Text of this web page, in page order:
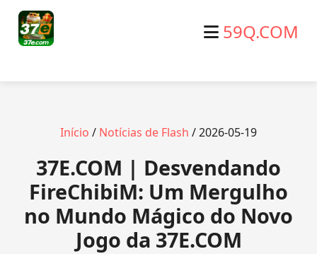
59Q.COM
Início / Notícias de Flash / 2026-05-19
37E.COM | Desvendando
FireChibiM: Um Mergulho
no Mundo Mágico do Novo
Jogo da 37E.COM